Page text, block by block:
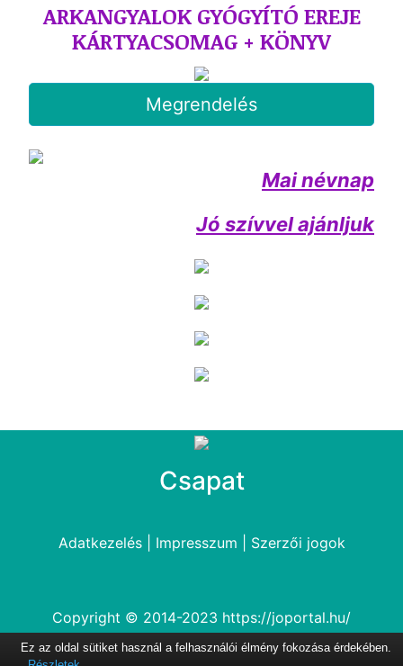
ARKANGYALOK GYÓGYÍTÓ EREJE
KÁRTYACSOMAG + KÖNYV
Megrendelés
Mai névnap
Jó szívvel ajánljuk
Csapat
Adatkezelés| Impresszum Szerzői jogok
Copyright © 2014-2023 https://joportal.hu/
Ez az oldal sütiket használ a felhasználói élmény fokozása érdekében.